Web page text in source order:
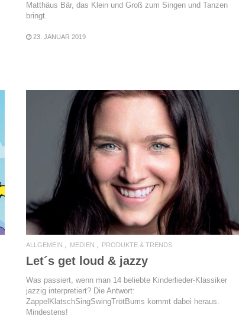
Matthäus Bär, das Klein und Groß zum Singen und Tanzen
bringt.
23. JANUAR 2019
READ MORE
ALLGEMEIN MEDIEN PRODUKTE & TRENDS
Let´s get loud & jazzy
Was passiert, wenn man 14 beliebte Kinderlieder-Klassiker
jazzig interpretiert? Die Antwort:
ZappelKlatschSingSwingTrötBums kommt dabei heraus.
Mindestens!